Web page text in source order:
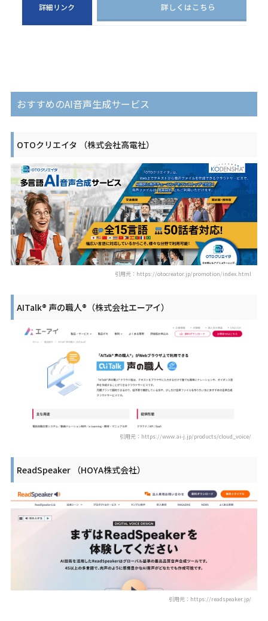
詳細リンク 詳しくはこちら
おすすめのAI音声生成サービス
OTOクリエイタ （株式会社高電社）
引用元：https://otocreator.jp/promotion/index.html
AITalk® 声の職人®（株式会社エーアイ）
引用元：https://www.ai-j.jp/products/cloud_voice/
ReadSpeaker （HOYA株式会社）
引用元：https://readspeaker.jp/